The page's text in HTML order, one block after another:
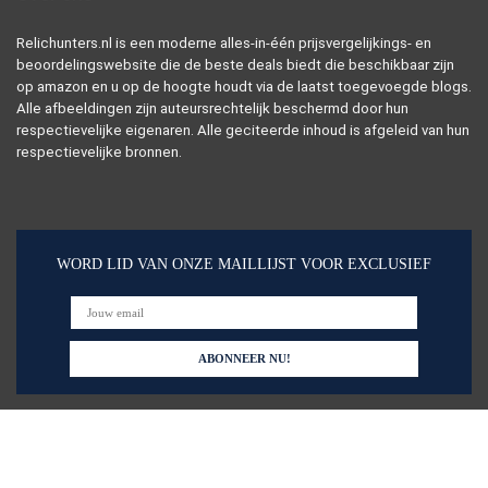
Relichunters.nl is een moderne alles-in-één prijsvergelijkings- en
beoordelingswebsite die de beste deals biedt die beschikbaar zijn
op amazon en u op de hoogte houdt via de laatst toegevoegde blogs.
Alle afbeeldingen zijn auteursrechtelijk beschermd door hun
respectievelijke eigenaren. Alle geciteerde inhoud is afgeleid van hun
respectievelijke bronnen.
WORD LID VAN ONZE MAILLIJST VOOR EXCLUSIEF